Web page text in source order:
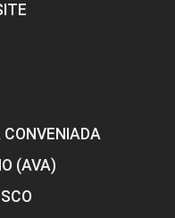
(AVA)